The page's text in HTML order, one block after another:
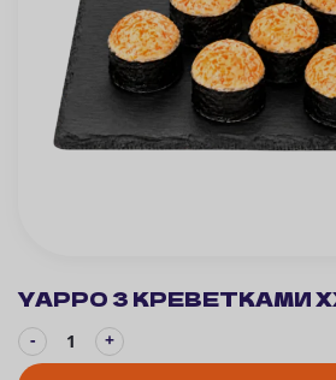
YAPPO З КРЕВЕТКАМИ
- +